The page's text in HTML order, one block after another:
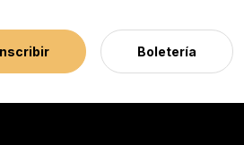
Boletería